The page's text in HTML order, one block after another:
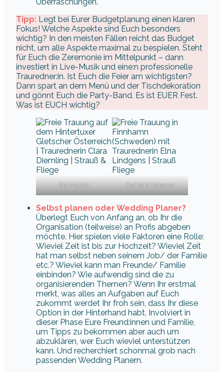
Tipp: Legt bei Eurer Budgetplanung einen klaren
Fokus! Welche Aspekte sind Euch besonders
wichtig? In den meisten Fällen reicht das Budget
nicht, um alle Aspekte maximal zu bespielen. Steht
für Euch die Zeremonie im Mittelpunkt – dann
investiert in Live-Musik und eine:n professionelle
Trauredner:in. Ist Euch die Feier am wichtigsten?
Dann spart an dem Menü und der Tischdekoration
und gönnt Euch die Party-Band. Es ist EUER Fest.
Was ist EUCH wichtig?
Sio Motion Gerhard Kassner
Selbst planen oder Wedding Planer?
Überlegt Euch von Anfang an, ob Ihr die
Organisation (teilweise) an Profis abgeben
möchte. Hier spielen viele Faktoren eine Rolle:
Wieviel Zeit ist bis zur Hochzeit? Wieviel Zeit
hat man selbst neben seinem Job/ der Familie
etc.? Wieviel kann man Freunde/ Familie
einbinden? Wie aufwendig sind die zu
organisierenden Themen? Wenn Ihr erstmal
merkt, was alles an Aufgaben auf Euch
zukommt werdet Ihr froh sein, dass Ihr diese
Option in der Hinterhand habt. Involviert in
dieser Phase Eure Freund:innen und Familie,
um Tipps zu bekommen aber auch um
abzuklären, wer Euch wieviel unterstützen
kann. Und recherchiert schonmal grob nach
passenden Wedding Planern.